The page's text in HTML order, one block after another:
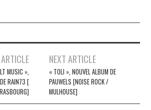
MUSIC »,
RAIN73 [
NEXT ARTICLE
« TOLI », NOUVEL ALBUM DE
PAUWELS [NOISE ROCK /
MULHOUSE]